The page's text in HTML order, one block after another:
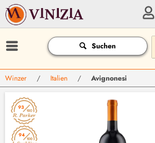
Suchen
Winzer / Italien / Avignonesi
93
94